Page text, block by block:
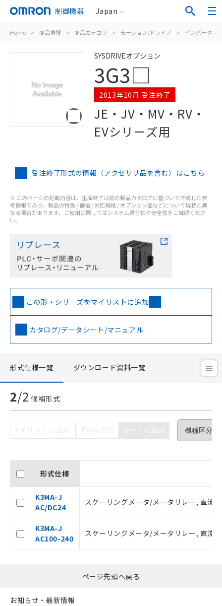
制御機器 Japan
Home > 商品情報 > 商品カテゴリ > モーション/ドライブ > インバータ
SYSDRIVEオプション
3G3□
2013年10月 受注終了
JE・JV・MV・RV・
EVシリーズ用
受注終了形式の情報（アクセサリ品を含む）はこちら
※ このページの記載内容は、生産終了以前の製品カタログに基づいて作成した参
考情報であり、製品の特長 / 価格 / 対応規格 / オプション品などについて現状と異
なる場合があります。ご使用に際してはシステム適合性や安全性をご確認くださ
い。
この形・シリーズをマイリストに追加
カタログ/データシート/マニュアル
形式仕様一覧 ダウンロード資料一覧
2/2 候補形式
マイリストに追加 Excel出力 カートに追加
形式仕様
K3MA-J
AC/DC24
スケーリングメータ/メータリレー, 直流
K3MA-J
AC100-240
スケーリングメータ/メータリレー, 直流
ページ先頭へ戻る
お知らせ・最新情報
記
○ 一定数以上の在庫あり
△ 一定数には満たないが在庫あり
－
在庫なし(最新の在庫状況につ
たはお客様担当のオムロン制御
機器販売店・当社販売員にご確
ご利用条件
ご利用ください。
本サービスは、当社制御機器事業取扱
抜)を提供させていただくものです。
当社制御機器事業取扱商品の中には、
本サービスの対象外となる商品もある
ことをご了承ください。
在庫状況および標準価格照会結果は、
覧された時点での実際の在庫および標
準価格とは異なる場合があることをご
了承ください。
正式な納期状況および標準価格はお客
様のお取引先、またはお客様担当のオ
ムロン制御機器販売店・当社販売員に
ご相談ください。
オムロン制御機器販売店や当社販売拠
在庫状況および標準価格結果を当社の
示しないようお願いします。